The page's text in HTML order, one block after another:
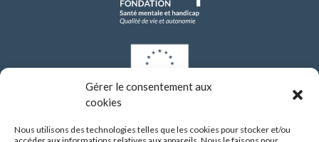
Gérer le consentement aux
cookies
Nous utilisons des technologies telles que les cookies pour stocker et/ou
national de relance et de résilience (PNRR), via le programme NextGenerationEU.